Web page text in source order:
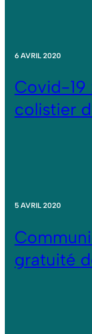
6 AVRIL 2020
Covid-19
colistier
5 AVRIL 2020
gratuité